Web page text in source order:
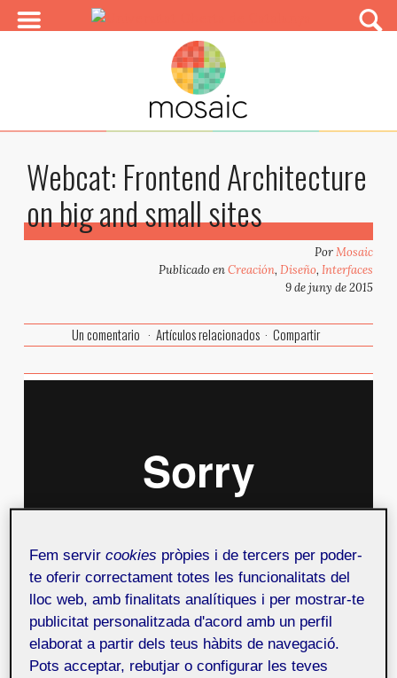
Webcat: Frontend Architecture
on big and small sites
PorMosaic
Publicado enCreación,Diseño,Interfaces
9 de juny de 2015
Un comentario Artículos relacionados Compartir
ElWebCat
es el punto de encuentro entre
profesionales del sector web (desarrolladores,
Fem servircookies pròpies i de tercers per poder-
te oferir correctament totes les funcionalitats del
lloc web, amb finalitats analítiques i per mostrar-te
publicitat personalitzada d'acord amb un perfil
elaborat a partir dels teus hàbits de navegació.
Pots acceptar, rebutjar o configurar les teves